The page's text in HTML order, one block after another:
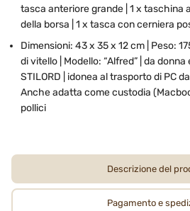
tasca anteriore grande | 1 x taschina
della borsa | 1 x tasca con cerniera
Dimensioni: 43 x 35 x 12 cm | Peso:
di vitello | Modello: “Alfred” | da
STILORD | idonea al trasporto di PC da
Anche adatta come custodia
pollici
Descrizione del
Pagamento e